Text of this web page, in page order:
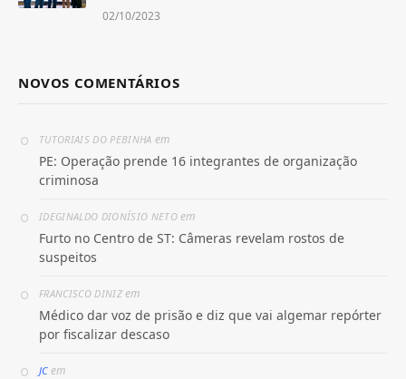
02/10/2023
NOVOS COMENTÁRIOS
TUTORIAIS DO PEBINHA em
PE: Operação prende 16 integrantes de organização
criminosa
IDEGINALDO DIONÍSIO NETOem
Furto no Centro de ST: Câmeras revelam rostos de
suspeitos
FRANCISCO DINIZem
Médico dar voz de prisão e diz que vai algemar repórter
por fiscalizar descaso
JCem